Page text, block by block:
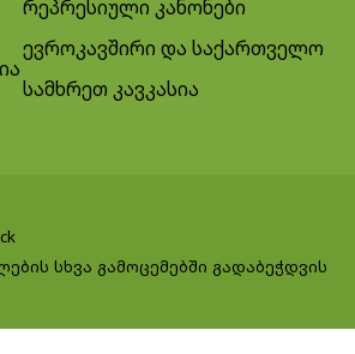
რეპრესიული კანონები
ევროკავშირი და საქართველო
სამხრეთ კავკასია
სხვა გამოცემებში გადაბეჭდვის